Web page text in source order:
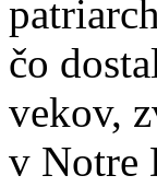
čo
vekov,
v Notre